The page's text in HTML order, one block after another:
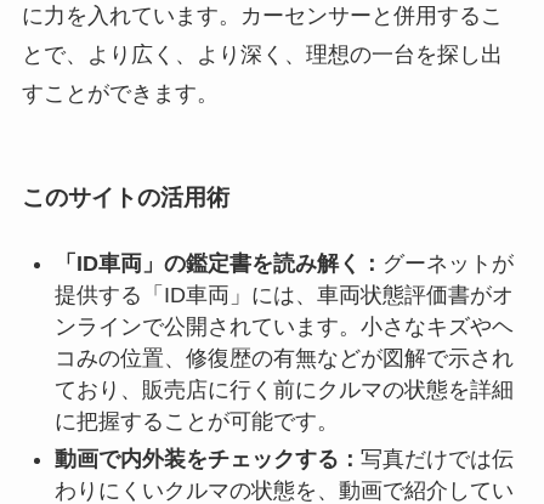
に力を入れています。カーセンサーと併用するこ
とで、より広く、より深く、理想の一台を探し出
すことができます。
このサイトの活用術
「ID車両」の鑑定書を読み解く： グーネットが
提供する「ID車両」には、車両状態評価書がオ
ンラインで公開されています。小さなキズやヘ
コみの位置、修復歴の有無などが図解で示され
ており、販売店に行く前にクルマの状態を詳細
に把握することが可能です。
動画で内外装をチェックする： 写真だけでは伝
わりにくいクルマの状態を、動画で紹介してい